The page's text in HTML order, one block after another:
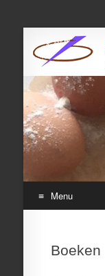
Menu
contentBoeken